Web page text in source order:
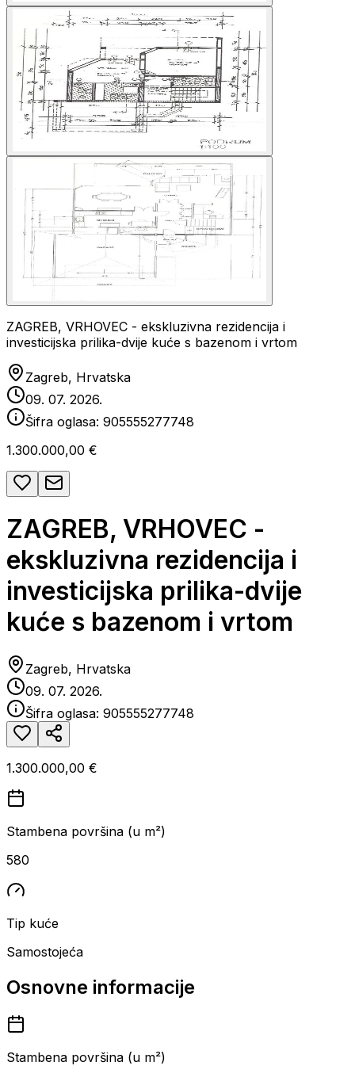
ZAGREB, VRHOVEC - ekskluzivna rezidencija i
investicijska prilika-dvije kuće s bazenom i vrtom
Zagreb, Hrvatska
09. 07. 2026.
Šifra oglasa: 905555277748
1.300.000,00 €
ZAGREB, VRHOVEC -
ekskluzivna rezidencija i
investicijska prilika-dvije
kuće s bazenom i vrtom
Zagreb, Hrvatska
09. 07. 2026.
Šifra oglasa: 905555277748
1.300.000,00 €
Stambena površina (u m²)
580
Tip kuće
Samostojeća
Osnovne informacije
Stambena površina (u m²)